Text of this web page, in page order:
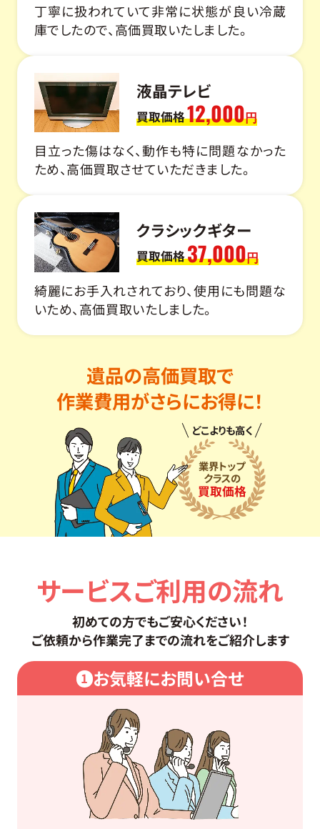
丁寧に扱われていて非常に状態が良い冷蔵
庫でしたので、高価買取いたしました。
液晶テレビ
買取価格12,000円
目立った傷はなく、動作も特に問題なかった
ため、高価買取させていただきました。
クラシックギター
買取価格37,000円
綺麗にお手入れされており、使用にも問題な
いため、高価買取いたしました。
遺品の高価買取で
作業費用がさらにお得に！
どこよりも高く
業界トップ
クラスの
買取価格
サービスご利用の流れ
初めての方でもご安心ください！
ご依頼から作業完了までの流れをご紹介します
1 お気軽にお問い合せ